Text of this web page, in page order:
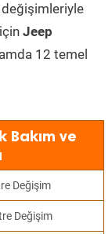
değişimleriyle
Jeep
12 temel
Bakım ve
Değişim
Değişim